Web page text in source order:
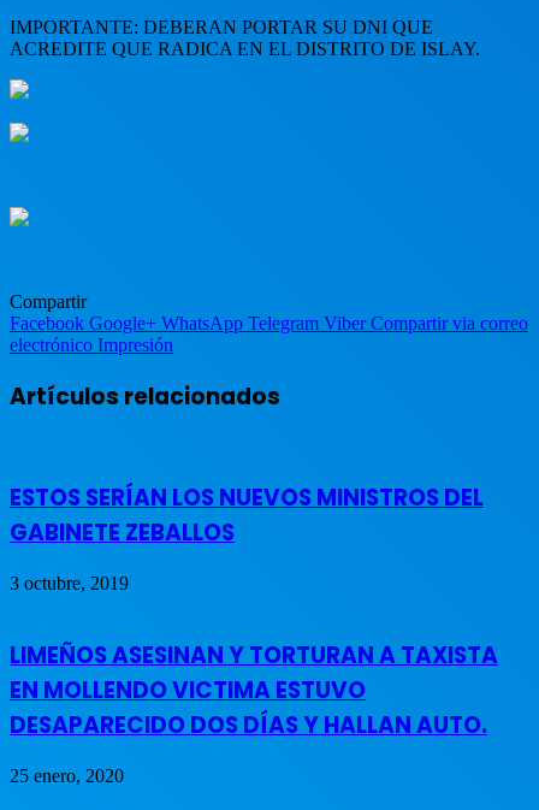
IMPORTANTE: DEBERAN PORTAR SU DNI QUE
ACREDITE QUE RADICA EN EL DISTRITO DE ISLAY.
Compartir
Facebook Google+ WhatsApp Telegram Viber Compartir via correo
electrónico Impresión
Artículos relacionados
ESTOS SERÍAN LOS NUEVOS MINISTROS DEL
GABINETE ZEBALLOS
3 octubre, 2019
LIMEÑOS ASESINAN Y TORTURAN A TAXISTA
EN MOLLENDO VICTIMA ESTUVO
DESAPARECIDO DOS DÍAS Y HALLAN AUTO.
25 enero, 2020